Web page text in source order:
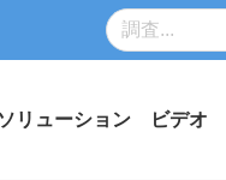
ソリューション ビデオ